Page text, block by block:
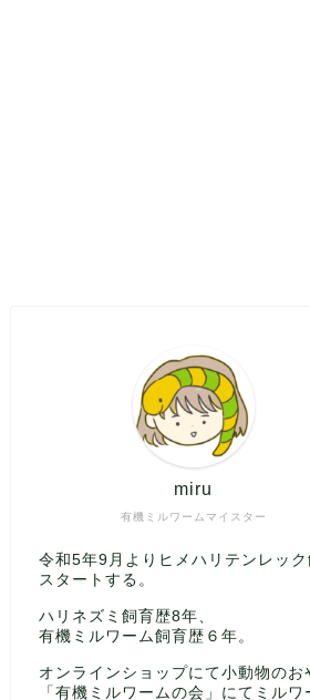
有機ミルワームマイスター
miru
令和5年9月よりヒメハリテンレック
スタートする。
ハリネズミ飼育歴8年、
有機ミルワーム飼育歴６年。
オンラインショップにて小動物のお
「有機ミルワームの会」にてミルワ